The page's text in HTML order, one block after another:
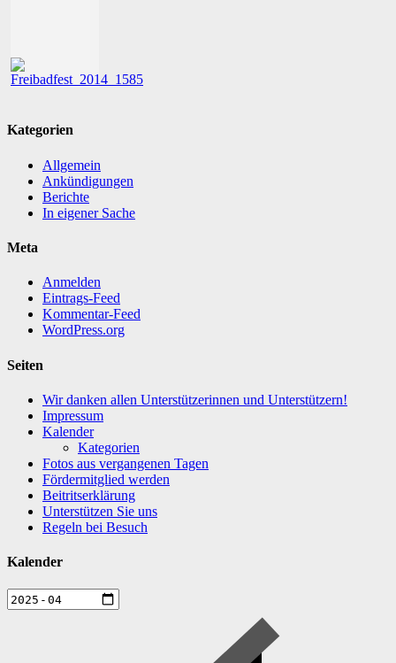
Kategorien
Allgemein
Ankündigungen
Berichte
In eigener Sache
Meta
Anmelden
Eintrags-Feed
Kommentar-Feed
WordPress.org
Seiten
Wir danken allen Unterstützerinnen und Unterstützern!
Impressum
Kalender
Kategorien
Fotos aus vergangenen Tagen
Fördermitglied werden
Beitritserklärung
Unterstützen Sie uns
Regeln bei Besuch
Kalender